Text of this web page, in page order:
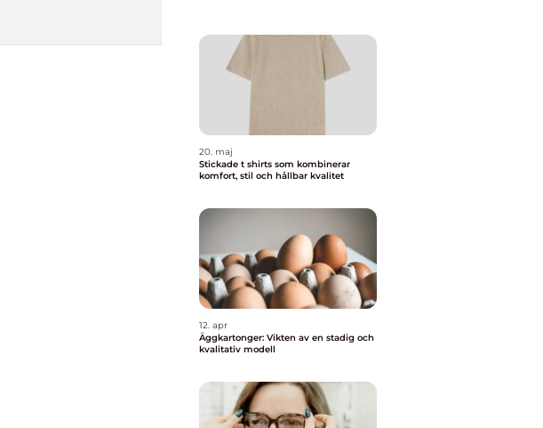
20. maj
Stickade t shirts som kombinerar
komfort, stil och hållbar kvalitet
12. apr
Äggkartonger: Vikten av en stadig och
kvalitativ modell